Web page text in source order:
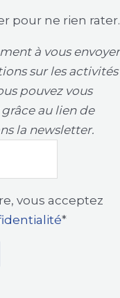
pour ne rien rater.
à vous envoyer
sur les activités
pouvez vous
au lien de
la newsletter.
vous acceptez
*